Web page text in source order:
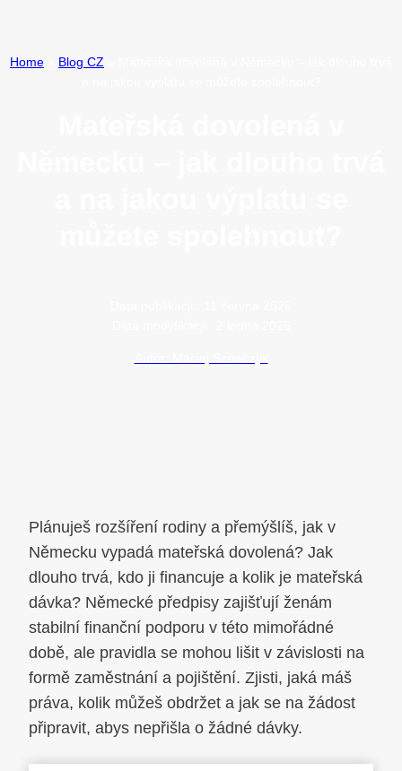
Home Blog CZ
Plánuješ rozšíření rodiny a přemýšlíš, jak v
Německu vypadá mateřská dovolená? Jak
dlouho trvá, kdo ji financuje a kolik je mateřská
dávka? Německé předpisy zajišťují ženám
stabilní finanční podporu v této mimořádné
době, ale pravidla se mohou lišit v závislosti na
formě zaměstnání a pojištění. Zjisti, jaká máš
práva, kolik můžeš obdržet a jak se na žádost
připravit, abys nepřišla o žádné dávky.